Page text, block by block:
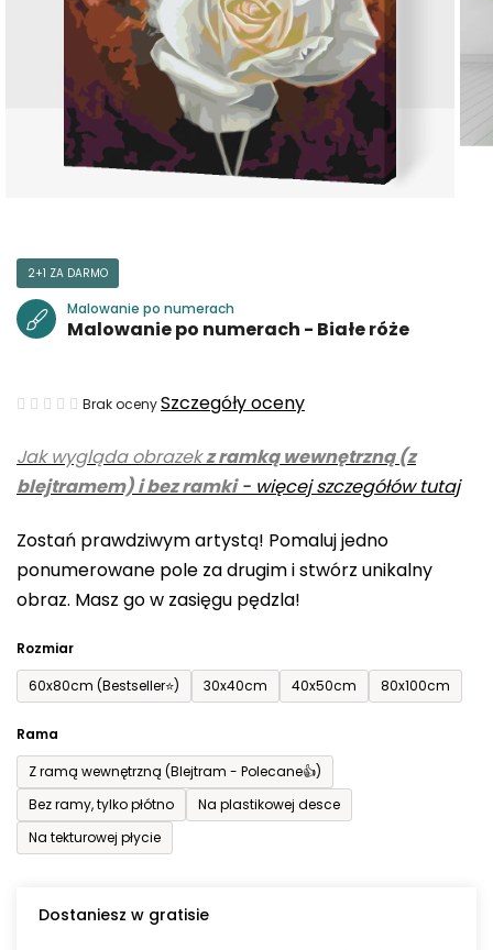
Jak wygląda obrazekz ramką wewnętrzną (z
blejtramem) i bez ramki- więcej szczegółów tutaj
Zostań prawdziwym artystą! Pomaluj jedno
ponumerowane pole za drugim i stwórz unikalny
obraz. Masz go w zasięgu pędzla!
Rozmiar
60x80cm (Bestseller⭐)
30x40cm 40x50cm 80x100cm
Rama
Z ramą wewnętrzną (Blejtram - Polecane👍)
Bez ramy, tylko płótno
Na plastikowej desce
Na tekturowej płycie
Dostaniesz w gratisie
2+1 ZA DARMO
Malowanie po numerach
Malowanie po numerach - Białe róże
Średnia
produktu
wynosi
na
5
gwiazdek.
Brak ocenySzczegóły oceny